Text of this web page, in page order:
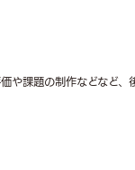
や課題の制作などなど